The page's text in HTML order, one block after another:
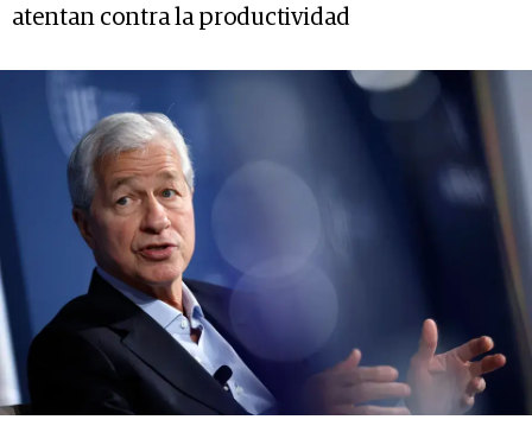
atentan contra la productividad